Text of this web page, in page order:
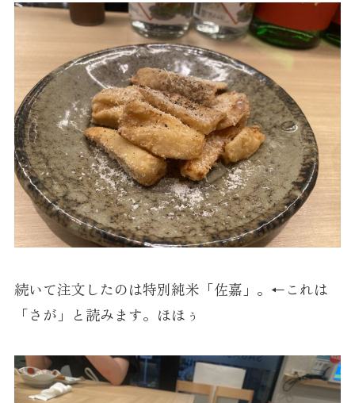
続いて注文したのは特別純米「佐嘉」。←これは
「さが」と読みます。ほほぅ